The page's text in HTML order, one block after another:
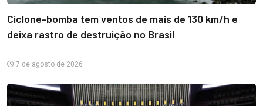
Ciclone-bomba tem ventos de mais de 130 km/h e
deixa rastro de destruição no Brasil
7 de agosto de 2026